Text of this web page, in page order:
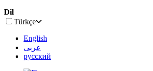
Dil
Türkçe
English
عربى
русский